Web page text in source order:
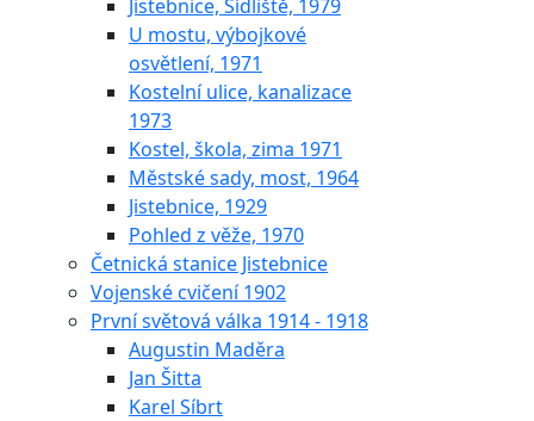
Jistebnice, Sídliště, 1979
U mostu, výbojkové
osvětlení, 1971
Kostelní ulice, kanalizace
1973
Kostel, škola, zima 1971
Městské sady, most, 1964
Jistebnice, 1929
Pohled z věže, 1970
Četnická stanice Jistebnice
Vojenské cvičení 1902
První světová válka 1914 - 1918
Augustin Maděra
Jan Šitta
Karel Síbrt